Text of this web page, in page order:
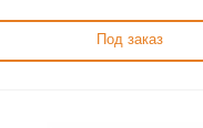
Под заказ